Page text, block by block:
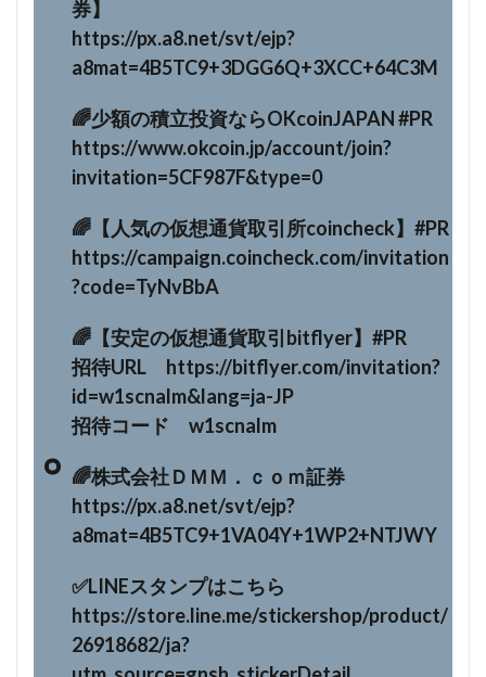
券】
https://px.a8.net/svt/ejp?
a8mat=4B5TC9+3DGG6Q+3XCC+64C3M
🌈少額の積立投資ならOKcoinJAPAN #PR
https://www.okcoin.jp/account/join?
invitation=5CF987F&type=0
🌈【人気の仮想通貨取引所coincheck】#PR
https://campaign.coincheck.com/invitation
?code=TyNvBbA
🌈【安定の仮想通貨取引bitflyer】#PR
招待URL https://bitflyer.com/invitation?
id=w1scnalm&lang=ja-JP
招待コード w1scnalm
🌈株式会社ＤＭＭ．ｃｏｍ証券
https://px.a8.net/svt/ejp?
a8mat=4B5TC9+1VA04Y+1WP2+NTJWY
✅LINEスタンプはこちら
https://store.line.me/stickershop/product/
26918682/ja?